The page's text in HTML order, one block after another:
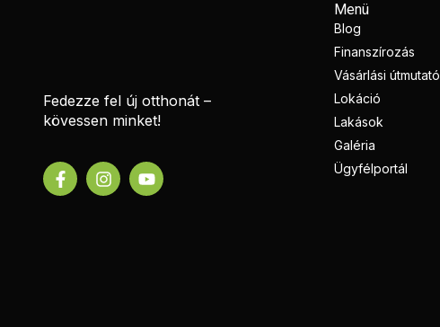
Fedezze fel új otthonát –
kövessen minket!
Menü
Blog
Finanszírozás
Vásárlási útmutató
Lokáció
Lakások
Galéria
Ügyfélportál